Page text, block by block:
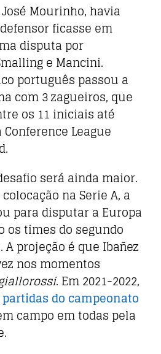
Mourinho, havia
ficasse em
disputa por
e Mancini.
português passou a
com 3 zagueiros, que
os 11 iniciais até
League
será ainda maior.
na Serie A, a
para disputar a Europa
os times do segundo
A projeção é que Ibañez
nos momentos
. Em 2021-2022,
partidas do campeonato
campo em todas pela